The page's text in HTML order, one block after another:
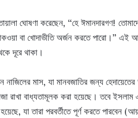
ঘোষণা করেছেন, “হে ঈমানদারগণ!
বা খোদাভীতি অর্জন করতে পারো।” এই
দূরে থাকা।
মাস, যা মানবজাতির জন্য হেদায়েতের
রাখা বাধ্যতামূলক করা হয়েছে। তবে
যা তারা পরবর্তীতে পূর্ণ করতে পারবেন